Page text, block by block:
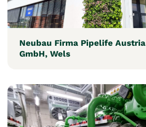
Neubau Firma Pipelife Austria
GmbH, Wels